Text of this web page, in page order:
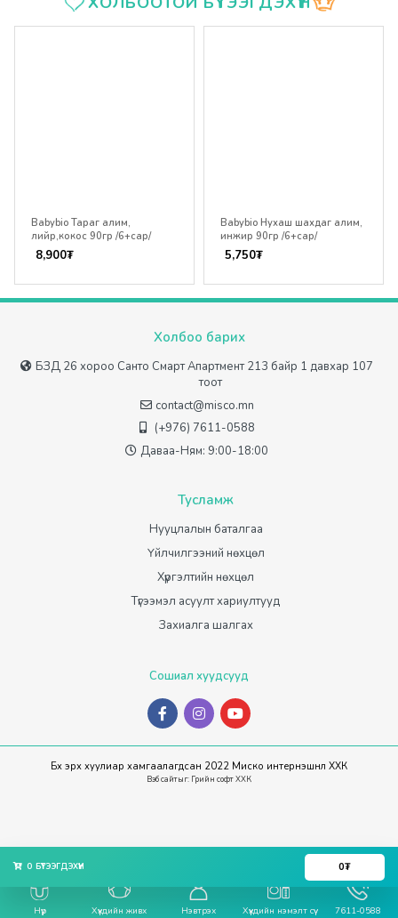
Babybio Тараг алим,
лийр,кокос 90гр /6+сар/
8,900₮
Babybio Нухаш шахдаг алим,
инжир 90гр /6+сар/
5,750₮
Холбоо барих
БЗД 26 хороо Санто Смарт Апартмент 213 байр 1 давхар 107
тоот
contact@misco.mn
(+976) 7611-0588
Даваа-Ням: 9:00-18:00
Тусламж
Нууцлалын баталгаа
Үйлчилгээний нөхцөл
Хүргэлтийн нөхцөл
Түгээмэл асуулт хариултууд
Захиалга шалгах
Сошиал хуудсууд
Бүх эрх хуулиар хамгаалагдсан 2022 Миско интернэшнл ХХК
Вэб сайтыг: Грийн софт ХХК
Нүүр Хүүхдийн живх Нэвтрэх Хүүхдийн нэмэлт сүү 7611-0588
0 БҮТЭЭГДЭХҮҮН 0₮